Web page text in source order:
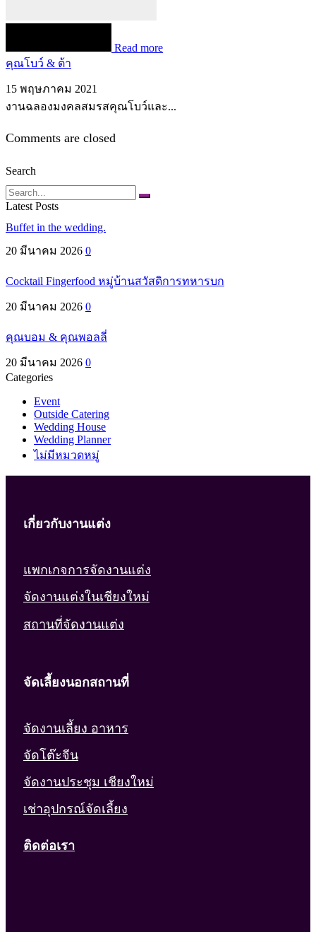
Read more
คุณโบว์ & ต้า
15 พฤษภาคม 2021
งานฉลองมงคลสมรสคุณโบว์และ...
Comments are closed
Search
Search
Latest Posts
Buffet in the wedding.
20 มีนาคม 2026 0
Cocktail Fingerfood หมู่บ้านสวัสดิการทหารบก
20 มีนาคม 2026 0
คุณบอม & คุณพอลลี่
20 มีนาคม 2026 0
Categories
Event
Outside Catering
Wedding House
Wedding Planner
ไม่มีหมวดหมู่
เกี่ยวกับงานแต่ง
แพกเกจการจัดงานแต่ง
จัดงานแต่งในเชียงใหม่
สถานที่จัดงานแต่ง
จัดเลี้ยงนอกสถานที่
จัดงานเลี้ยง อาหาร
จัดโต๊ะจีน
จัดงานประชุม เชียงใหม่
เช่าอุปกรณ์จัดเลี้ยง
ติดต่อเรา